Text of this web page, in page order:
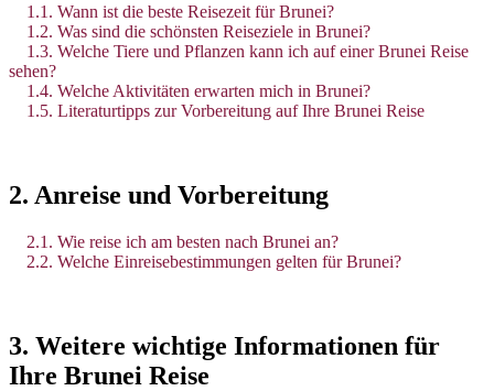
1.1. Wann ist die beste Reisezeit für Brunei?
1.2. Was sind die schönsten Reiseziele in Brunei?
1.3. Welche Tiere und Pflanzen kann ich auf einer Brunei Reise
sehen?
1.4. Welche Aktivitäten erwarten mich in Brunei?
1.5. Literaturtipps zur Vorbereitung auf Ihre Brunei Reise
2. Anreise und Vorbereitung
2.1. Wie reise ich am besten nach Brunei an?
2.2. Welche Einreisebestimmungen gelten für Brunei?
3. Weitere wichtige Informationen für
Ihre Brunei Reise